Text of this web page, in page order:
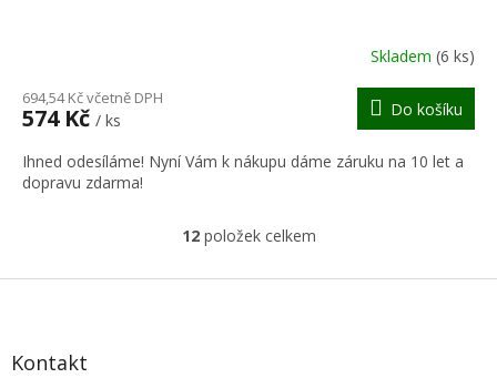
R
M
A
Skladem (6 ks)
694,54 Kč včetně DPH
574 Kč / ks
Do košíku
Ihned odesíláme! Nyní Vám k nákupu dáme záruku na 10 let a
dopravu zdarma!
O
l
12položek celkem
Z
Kontakt